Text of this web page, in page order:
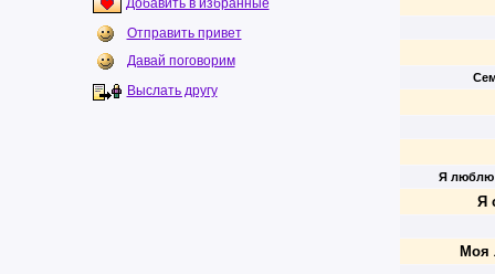
Отправить привет
Давай поговорим
Выслать другу
Я люблю
Я
Моя